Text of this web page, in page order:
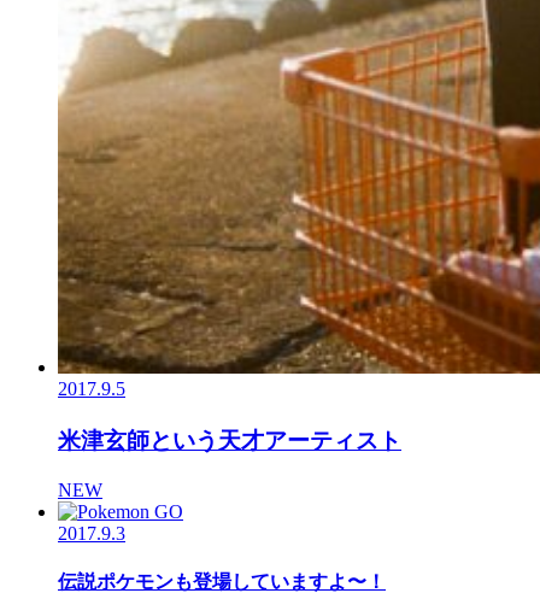
2017.9.5
米津玄師という天才アーティスト
NEW
2017.9.3
伝説ポケモンも登場していますよ〜！